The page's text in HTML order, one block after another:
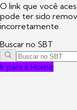
O link que você
pode ter sido
incorretamente.
Buscar no SBT
Ir para a Home